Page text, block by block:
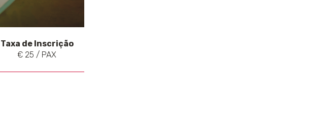
Taxa de Inscrição
€ 25 / PAX